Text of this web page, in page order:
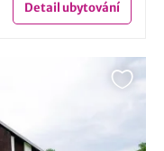
Detailubytování